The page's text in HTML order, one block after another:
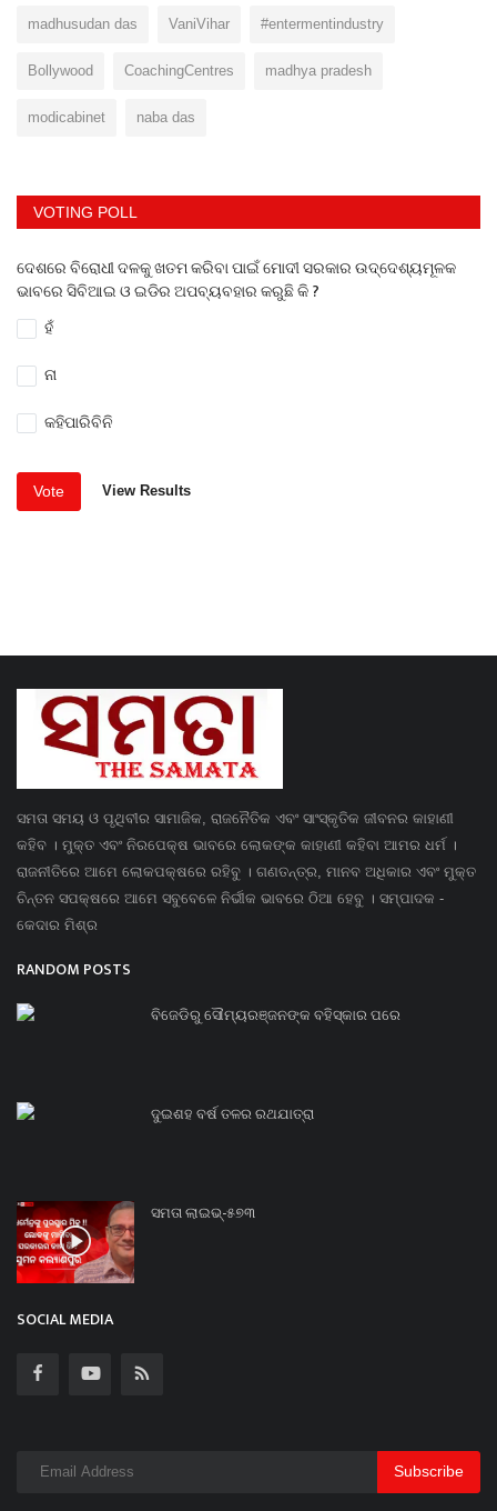
madhusudan das VaniVihar #entermentindustry
Bollywood CoachingCentres madhya pradesh
modicabinet naba das
VOTING POLL
ଦେଶରେ ବିରୋଧୀ ଦଳକୁ ଖତମ କରିବା ପାଇଁ ମୋଦୀ ସରକାର ଉଦ୍ଦେଶ୍ୟମୂଳକ
ଭାବରେ ସିବିଆଇ ଓ ଇଡିର ଅପବ୍ୟବହାର କରୁଛି କି ?
ହଁ
ନା
କହିପାରିବିନି
Vote View Results
ସମତା ସମୟ ଓ ପୃଥିବୀର ସାମାଜିକ, ରାଜନୈତିକ ଏବଂ ସାଂସ୍କୃତିକ ଜୀବନର କାହାଣୀ
କହିବ । ମୁକ୍ତ ଏବଂ ନିରପେକ୍ଷ ଭାବରେ ଲୋକଙ୍କ କାହାଣୀ କହିବା ଆମର ଧର୍ମ ।
ରାଜନୀତିରେ ଆମେ ଲୋକପକ୍ଷରେ ରହିବୁ । ଗଣତନ୍ତ୍ର, ମାନବ ଅଧିକାର ଏବଂ ମୁକ୍ତ
ଚିନ୍ତନ ସପକ୍ଷରେ ଆମେ ସବୁବେଳେ ନିର୍ଭୀକ ଭାବରେ ଠିଆ ହେବୁ । ସମ୍ପାଦକ -
କେଦାର ମିଶ୍ର
RANDOM POSTS
ବିଜେଡିରୁ ସୌମ୍ୟରଞ୍ଜନଙ୍କ ବହିସ୍କାର ପରେ
ଦୁଇଶହ ବର୍ଷ ତଳର ରଥଯାତ୍ରା
ସମତା ଲାଇଭ୍-୫୭୩
SOCIAL MEDIA
Subscribe